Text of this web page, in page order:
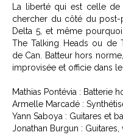
La liberté qui est celle
chercher du côté du post-
Delta 5, et même
The Talking Heads ou de
de Can. Batteur hors
improvisée et officie dans
Mathias Pontévia : Batterie
Armelle Marcadé :
Yann Saboya : Guitares et
Jonathan Burgun :